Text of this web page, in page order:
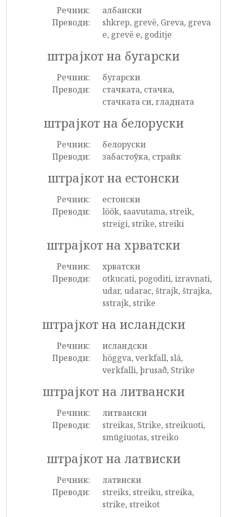
Речник:
албански
Преводи:
shkrep, grevë, Greva, greva
e, grevë e, goditje
штрајкот на бугарски
Речник:
бугарски
Преводи:
стачката, стачка,
стачката си, гладната
штрајкот на белоруски
Речник:
белоруски
Преводи:
забастоўка, страйк
штрајкот на естонски
Речник:
естонски
Преводи:
löök, saavutama, streik,
streigi, strike, streiki
штрајкот на хрватски
Речник:
хрватски
Преводи:
otkucati, pogoditi, izravnati,
udar, udarac, štrajk, štrajka,
sstrajk, strike
штрајкот на исландски
Речник:
исландски
Преводи:
höggva, verkfall, slá,
verkfalli, þrusað, Strike
штрајкот на литвански
Речник:
литвански
Преводи:
streikas, Strike, streikuoti,
smūgiuotas, streiko
штрајкот на латвиски
Речник:
латвиски
Преводи:
streiks, streiku, streika,
strike, streikot